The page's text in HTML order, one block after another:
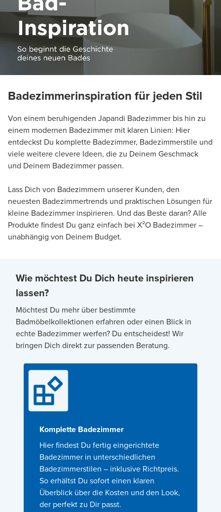
Badezimmerinspiration für jeden Stil
Von einem beruhigenden Japandi Badezimmer bis hin zu
einem modernen Badezimmer mit klaren Linien: Hier
entdeckst Du komplette Badezimmer, Badezimmerstile und
viele weitere clevere Ideen, die zu Deinem Geschmack
und Deinem Badezimmer passen.
Lass Dich von Badezimmern unserer Kunden, den
neuesten Badezimmertrends und praktischen Lösungen für
kleine Badezimmer inspirieren. Und das Beste daran? Alle
Produkte findest Du ganz einfach bei X²O Badezimmer –
unabhängig von Deinem Budget.
Wie möchtest Du Dich heute inspirieren
lassen?
Möchtest Du mehr über bestimmte
Badmöbelkollektionen erfahren oder einen Blick in
echte Badezimmer werfen? Du entscheidest! Wir
bringen Dich direkt zur passenden Beratung.
Komplette Badezimmer
Hier findest Du fertig eingerichtete
Badezimmer in unterschiedlichen
Badezimmerstilen – inklusive Richtpreis.
So erhältst Du sofort einen klaren
Überblick über die Kosten und den Look,
der perfekt zu Dir passt.